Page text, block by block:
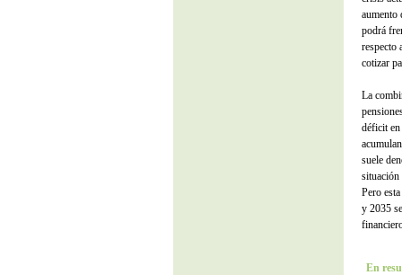
aumento
podrá
respecto
cotizar
La
déficit en
suele
situación
Pero
y 2035
En